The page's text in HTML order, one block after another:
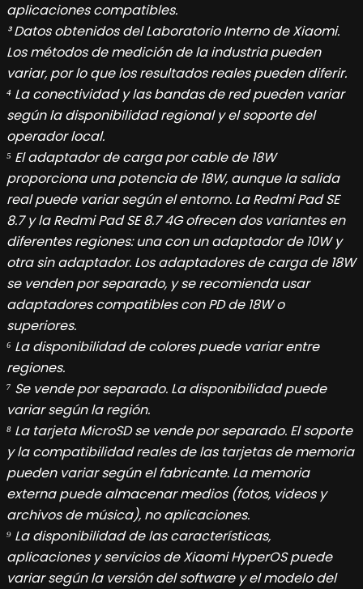
aplicaciones compatibles.
³ Datos obtenidos del Laboratorio Interno de Xiaomi.
Los métodos de medición de la industria pueden
variar, por lo que los resultados reales pueden diferir.
⁴ La conectividad y las bandas de red pueden variar
según la disponibilidad regional y el soporte del
operador local.
⁵ El adaptador de carga por cable de 18W
proporciona una potencia de 18W, aunque la salida
real puede variar según el entorno. La Redmi Pad SE
8.7 y la Redmi Pad SE 8.7 4G ofrecen dos variantes en
diferentes regiones: una con un adaptador de 10W y
otra sin adaptador. Los adaptadores de carga de 18W
se venden por separado, y se recomienda usar
adaptadores compatibles con PD de 18W o
superiores.
⁶ La disponibilidad de colores puede variar entre
regiones.
⁷ Se vende por separado. La disponibilidad puede
variar según la región.
⁸ La tarjeta MicroSD se vende por separado. El soporte
y la compatibilidad reales de las tarjetas de memoria
pueden variar según el fabricante. La memoria
externa puede almacenar medios (fotos, videos y
archivos de música), no aplicaciones.
⁹ La disponibilidad de las características,
aplicaciones y servicios de Xiaomi HyperOS puede
variar según la versión del software y el modelo del